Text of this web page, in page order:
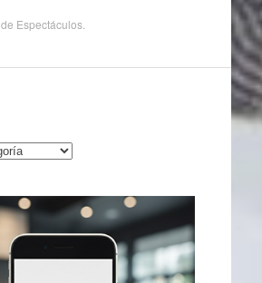
de Espectáculos.